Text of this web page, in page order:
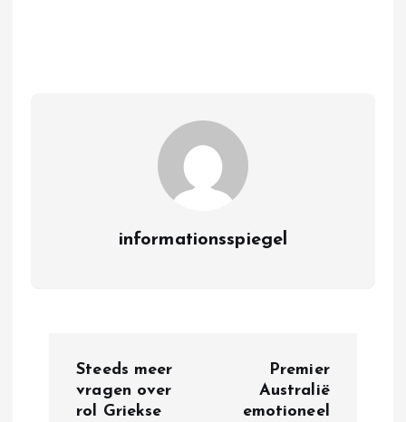
informationsspiegel
Steeds meer
vragen over
rol Griekse
Premier
Australië
emotioneel